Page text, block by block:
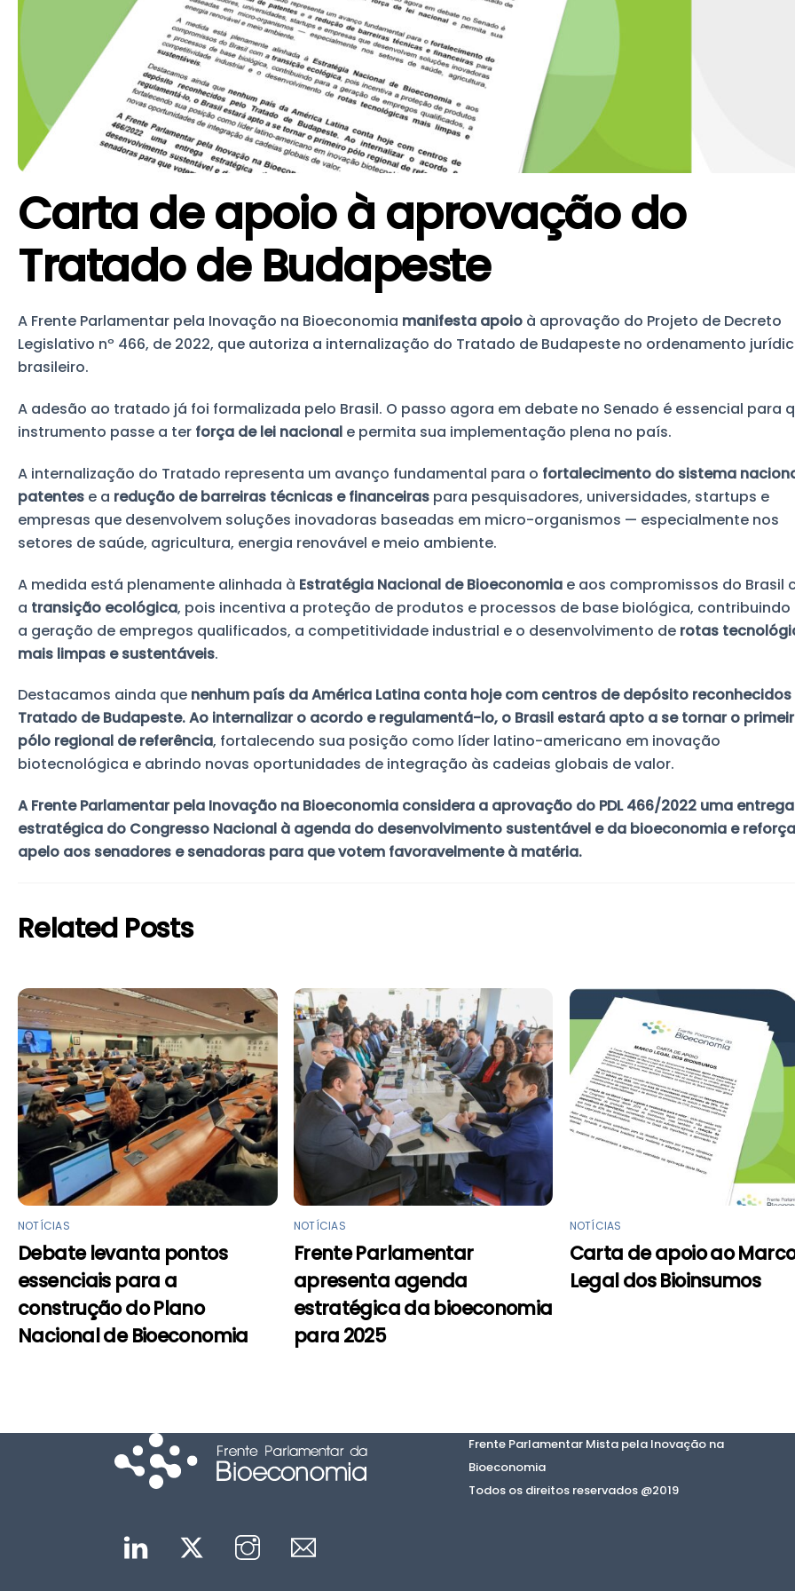
Carta de apoio à aprovação do
Tratado de Budapeste
A Frente Parlamentar pela Inovação na Bioeconomia manifesta apoio à aprovação do Projeto de Decreto
Legislativo nº 466, de 2022, que autoriza a internalização do Tratado de Budapeste no ordenamento
brasileiro.
A adesão ao tratado já foi formalizada pelo Brasil. O passo agora em debate no Senado é essencial para
instrumento passe a ter força de lei nacional e permita sua implementação plena no país.
A internalização do Tratado representa um avanço fundamental para o fortalecimento do sistema
patentes e a redução de barreiras técnicas e financeiras para pesquisadores, universidades, startups e
empresas que desenvolvem soluções inovadoras baseadas em micro-organismos — especialmente nos
setores de saúde, agricultura, energia renovável e meio ambiente.
A medida está plenamente alinhada à Estratégia Nacional de Bioeconomia e aos compromissos do Brasil
a transição ecológica, pois incentiva a proteção de produtos e processos de base biológica, contribuindo
a geração de empregos qualificados, a competitividade industrial e o desenvolvimento de rotas
mais limpas e sustentáveis.
Destacamos ainda que nenhum país da América Latina conta hoje com centros de depósito
Tratado de Budapeste. Ao internalizar o acordo e regulamentá-lo, o Brasil estará apto a se tornar o
pólo regional de referência, fortalecendo sua posição como líder latino-americano em inovação
biotecnológica e abrindo novas oportunidades de integração às cadeias globais de valor.
A Frente Parlamentar pela Inovação na Bioeconomia considera a aprovação do PDL 466/2022 uma entrega
estratégica do Congresso Nacional à agenda do desenvolvimento sustentável e da bioeconomia e
apelo aos senadores e senadoras para que votem favoravelmente à matéria.
Related Posts
NOTÍCIAS
Debate levanta pontos
essenciais para a
construção do Plano
Nacional de Bioeconomia
NOTÍCIAS
Frente Parlamentar
apresenta agenda
estratégica da bioeconomia
para 2025
NOTÍCIAS
Carta de apoio ao
Legal dos Bioinsumos
Frente Parlamentar Mista pela Inovação na
Bioeconomia
Todos os direitos reservados @2019
Linkedin Twitter Instagram